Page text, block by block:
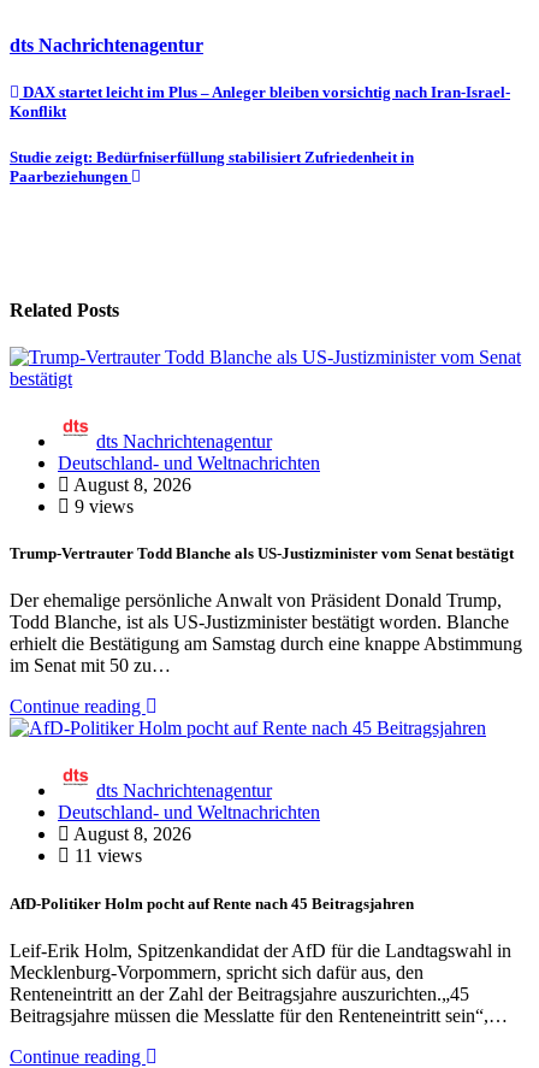
dts Nachrichtenagentur
Beitragsnavigation
DAX startet leicht im Plus – Anleger bleiben vorsichtig nach Iran-Israel-
Konflikt
Studie zeigt: Bedürfniserfüllung stabilisiert Zufriedenheit in
Paarbeziehungen
Related Posts
dts Nachrichtenagentur
Deutschland- und Weltnachrichten
August 8, 2026
9 views
Trump-Vertrauter Todd Blanche als US-Justizminister vom Senat bestätigt
Der ehemalige persönliche Anwalt von Präsident Donald Trump,
Todd Blanche, ist als US-Justizminister bestätigt worden. Blanche
erhielt die Bestätigung am Samstag durch eine knappe Abstimmung
im Senat mit 50 zu…
Continue reading
dts Nachrichtenagentur
Deutschland- und Weltnachrichten
August 8, 2026
11 views
AfD-Politiker Holm pocht auf Rente nach 45 Beitragsjahren
Leif-Erik Holm, Spitzenkandidat der AfD für die Landtagswahl in
Mecklenburg-Vorpommern, spricht sich dafür aus, den
Renteneintritt an der Zahl der Beitragsjahre auszurichten.„45
Beitragsjahre müssen die Messlatte für den Renteneintritt sein“,…
Continue reading